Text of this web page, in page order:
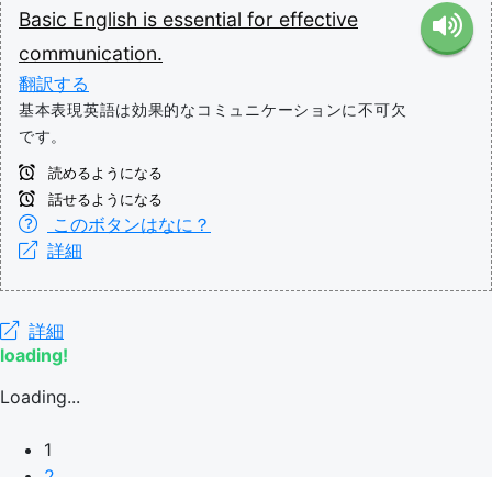
Basic English is essential for effective
communication.
翻訳する
基本表現英語は効果的なコミュニケーションに不可欠
です。
読めるようになる
話せるようになる
このボタンはなに？
詳細
詳細
loading!
Loading...
1